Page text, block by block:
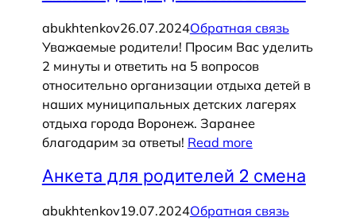
abukhtenkov26.07.2024Обратная связь
Уважаемые родители! Просим Вас уделить
2 минуты и ответить на 5 вопросов
относительно организации отдыха детей в
наших муниципальных детских лагерях
отдыха города Воронеж. Заранее
благодарим за ответы! Read more
Анкета для родителей 2 смена
abukhtenkov19.07.2024Обратная связь